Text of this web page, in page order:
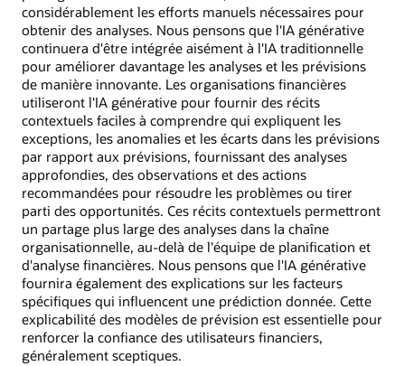
considérablement les efforts manuels nécessaires pour
obtenir des analyses. Nous pensons que l'IA générative
continuera d'être intégrée aisément à l'IA traditionnelle
pour améliorer davantage les analyses et les prévisions
de manière innovante. Les organisations financières
utiliseront l'IA générative pour fournir des récits
contextuels faciles à comprendre qui expliquent les
exceptions, les anomalies et les écarts dans les prévisions
par rapport aux prévisions, fournissant des analyses
approfondies, des observations et des actions
recommandées pour résoudre les problèmes ou tirer
parti des opportunités. Ces récits contextuels permettront
un partage plus large des analyses dans la chaîne
organisationnelle, au-delà de l'équipe de planification et
d'analyse financières. Nous pensons que l'IA générative
fournira également des explications sur les facteurs
spécifiques qui influencent une prédiction donnée. Cette
explicabilité des modèles de prévision est essentielle pour
renforcer la confiance des utilisateurs financiers,
généralement sceptiques.